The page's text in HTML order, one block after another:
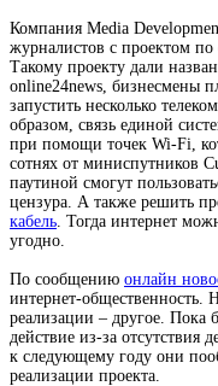
Компания Media
журналистов с проектом по
Такому проекту дали
online24news, бизнесмены
запустить несколько
образом, связь единой
при помощи точек Wi-Fi,
сотнях от миниспутников
паутиной смогут
цензура. А также решить
кабель. Тогда интернет
угодно.
По сообщению онлайн
интернет-общественность.
реализации – другое. Пока
действие из-за отсутствия
к следующему году они
реализации проекта.